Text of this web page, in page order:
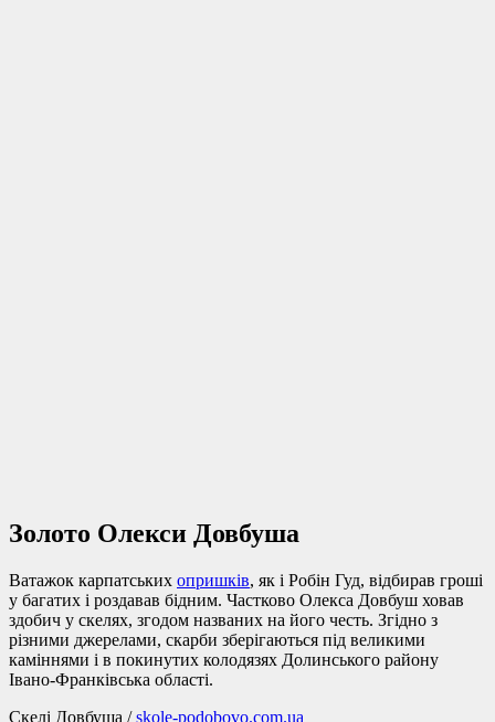
Золото Олекси Довбуша
Ватажок карпатських опришків, як і Робін Гуд, відбирав гроші
у багатих і роздавав бідним. Частково Олекса Довбуш ховав
здобич у скелях, згодом названих на його честь. Згідно з
різними джерелами, скарби зберігаються під великими
каміннями і в покинутих колодязях Долинського району
Івано-Франківська області.
Скелі Довбуша /skole-podobovo.com.ua